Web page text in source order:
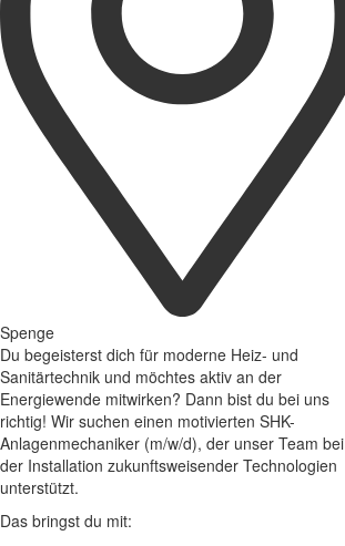
Spenge
Du begeisterst dich für moderne Heiz- und
Sanitärtechnik und möchtes aktiv an der
Energiewende mitwirken? Dann bist du bei uns
richtig! Wir suchen einen motivierten SHK-
Anlagenmechaniker (m/w/d), der unser Team bei
der Installation zukunftsweisender Technologien
unterstützt.
Das bringst du mit: